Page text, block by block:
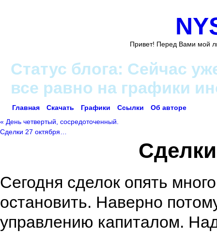
Привет! Перед Вами мой
Статус блога: Сейчас
все равно на графики
Главная Скачать Графики Ссылки
Об авторе
« День четвертый, сосредоточенный.
Сделки 27 октября…
Сегодня сделок опять
остановить. Наверно
управлению капиталом.